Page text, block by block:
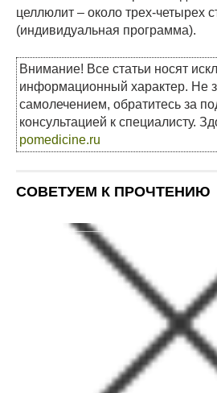
целлюлит – около трех-четырех
(индивидуальная программа).
Внимание! Все статьи носят
информационный характер. Не
самолечением, обратитесь за
консультацией к специалисту.
pomedicine.ru
СОВЕТУЕМ К ПРОЧТЕНИЮ